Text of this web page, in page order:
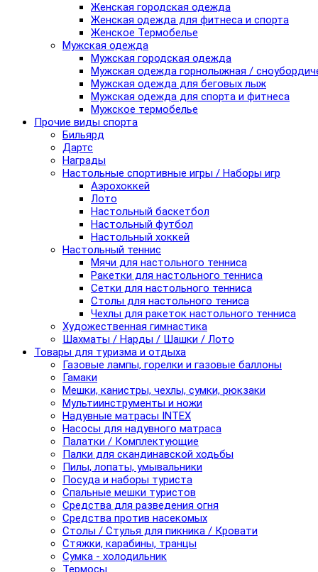
Женская городская одежда
Женская одежда для фитнеса и спорта
Женское Термобелье
Мужская одежда
Мужская городская одежда
Мужская одежда горнолыжная /
Мужская одежда для беговых лыж
Мужская одежда для спорта и фитнеса
Мужское термобелье
Прочие виды спорта
Бильярд
Дартс
Награды
Настольные спортивные игры / Наборы игр
Аэрохоккей
Лото
Настольный баскетбол
Настольный футбол
Настольный хоккей
Настольный теннис
Мячи для настольного тенниса
Ракетки для настольного тенниса
Сетки для настольного тенниса
Столы для настольного тениса
Чехлы для ракеток настольного тенниса
Художественная гимнастика
Шахматы / Нарды / Шашки / Лото
Товары для туризма и отдыха
Газовые лампы, горелки и газовые баллоны
Гамаки
Мешки, канистры, чехлы, сумки, рюкзаки
Мультиинструменты и ножи
Надувные матрасы INTEX
Насосы для надувного матраса
Палатки / Комплектующие
Палки для скандинавской ходьбы
Пилы, лопаты, умывальники
Посуда и наборы туриста
Спальные мешки туристов
Средства для разведения огня
Средства против насекомых
Столы / Стулья для пикника / Кровати
Стяжки, карабины, транцы
Сумка - холодильник
Термосы